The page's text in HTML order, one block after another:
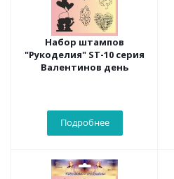
Набор штампов
"Рукоделия" ST-10 серия
Валентинов день
Подробнее